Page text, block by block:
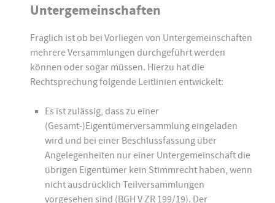
Untergemeinschaften
Fraglich ist ob bei Vorliegen von Untergemeinschaften
mehrere Versammlungen durchgeführt werden
können oder sogar müssen. Hierzu hat die
Rechtsprechung folgende Leitlinien entwickelt:
Es ist zulässig, dass zu einer
(Gesamt-)Eigentümerversammlung eingeladen
wird und bei einer Beschlussfassung über
Angelegenheiten nur einer Untergemeinschaft die
übrigen Eigentümer kein Stimmrecht haben, wenn
nicht ausdrücklich Teilversammlungen
vorgesehen sind (BGH V ZR 199/19). Der